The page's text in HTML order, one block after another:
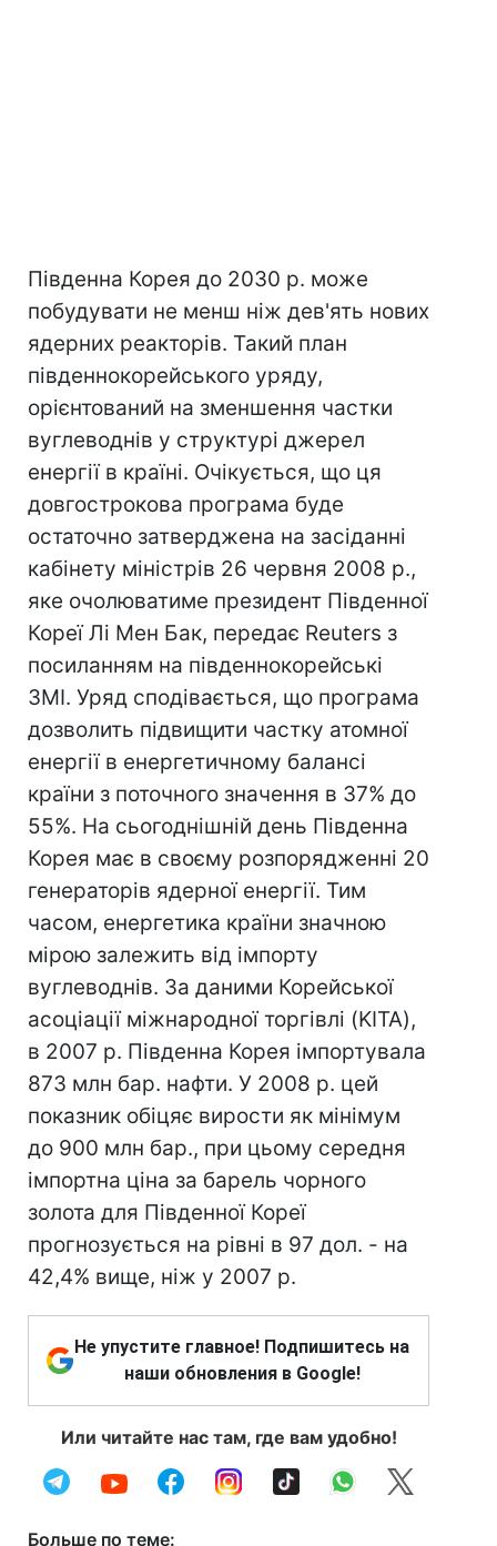
Південна Корея до 2030 р. може
побудувати не менш ніж дев'ять нових
ядерних реакторів. Такий план
південнокорейського уряду,
орієнтований на зменшення частки
вуглеводнів у структурі джерел
енергії в країні. Очікується, що ця
довгострокова програма буде
остаточно затверджена на засіданні
кабінету міністрів 26 червня 2008 р.,
яке очолюватиме президент Південної
Кореї Лі Мен Бак, передає Reuters з
посиланням на південнокорейські
ЗМІ. Уряд сподівається, що програма
дозволить підвищити частку атомної
енергії в енергетичному балансі
країни з поточного значення в 37% до
55%. На сьогоднішній день Південна
Корея має в своєму розпорядженні 20
генераторів ядерної енергії. Тим
часом, енергетика країни значною
мірою залежить від імпорту
вуглеводнів. За даними Корейської
асоціації міжнародної торгівлі (KITA),
в 2007 р. Південна Корея імпортувала
873 млн бар. нафти. У 2008 р. цей
показник обіцяє вирости як мінімум
до 900 млн бар., при цьому середня
імпортна ціна за барель чорного
золота для Південної Кореї
прогнозується на рівні в 97 дол. - на
42,4% вище, ніж у 2007 р.
Не упустите главное! Подпишитесь на
наши обновления в Google!
Или читайте нас там, где вам удобно!
Больше по теме: